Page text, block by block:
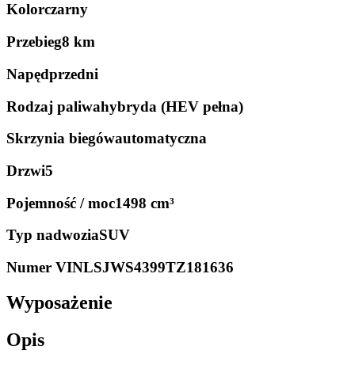
Kolorczarny
Przebieg8 km
Napędprzedni
Rodzaj paliwahybryda (HEV pełna)
Skrzynia biegówautomatyczna
Drzwi5
Pojemność / moc1498 cm³
Typ nadwoziaSUV
Numer VINLSJWS4399TZ181636
Wyposażenie
Opis